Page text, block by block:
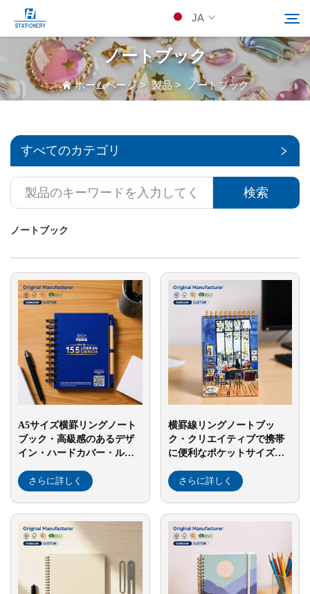
JA
製品
カスタムソリューション
リソース
検索
ノートブック
ホームページ>製品> ノートブック
すべてのカテゴリ
検索
ノートブック
A5サイズ横罫リングノート
ブック・高級感のあるデザ
イン・ハードカバー・ルー
帳・厚手スパイラルノート
ブック・卸売向け
さらに詳しく
横罫線リングノートブッ
ク・クリエイティブで携帯
に便利なポケットサイズノ
ノート・A7サイズ
さらに詳しく